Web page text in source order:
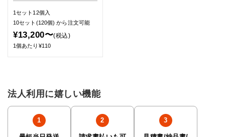
1セット12個入
10セット(120個)から注文可能
¥13,200〜(税込)
1個あたり¥110
法人利用に嬉しい機能